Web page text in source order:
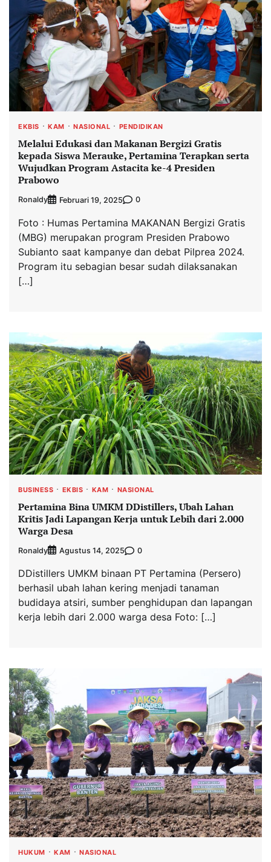
EKBIS KAM NASIONAL PENDIDIKAN
Melalui Edukasi dan Makanan Bergizi Gratis
kepada Siswa Merauke, Pertamina Terapkan serta
Wujudkan Program Astacita ke-4 Presiden
Prabowo
Ronaldy Februari 19, 2025 0
Foto : Humas Pertamina MAKANAN Bergizi Gratis
(MBG) merupakan program Presiden Prabowo
Subianto saat kampanye dan debat Pilprea 2024.
Program itu sebagian besar sudah dilaksanakan
[…]
BUSINESS EKBIS KAM NASIONAL
Pertamina Bina UMKM DDistillers, Ubah Lahan
Kritis Jadi Lapangan Kerja untuk Lebih dari 2.000
Warga Desa
Ronaldy Agustus 14, 2025 0
DDistillers UMKM binaan PT Pertamina (Persero)
berhasil ubah lahan kering menjadi tanaman
budidaya atsiri, sumber penghidupan dan lapangan
kerja lebih dari 2.000 warga desa Foto: […]
HUKUM KAM NASIONAL